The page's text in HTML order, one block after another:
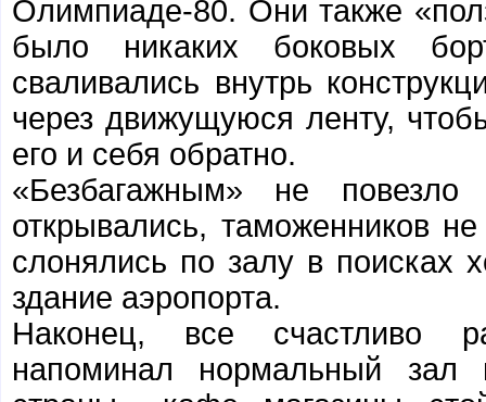
Олимпиаде-80. Они также
было никаких боковых
сваливались внутрь
через движущуюся ленту,
его и себя обратно.
«Безбагажным» не
открывались, таможенников
слонялись по залу в поисках
здание аэропорта.
Наконец, все счастливо
напоминал нормальный зал